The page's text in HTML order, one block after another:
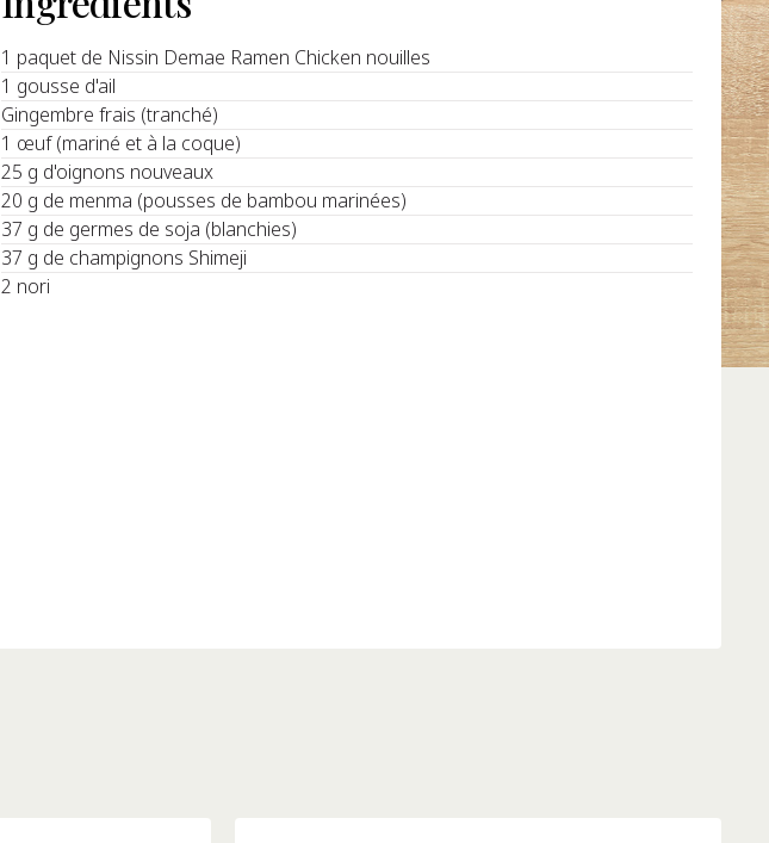
1 paquet de Nissin Demae Ramen Chicken nouilles
1 gousse d'ail
Gingembre frais (tranché)
1 œuf (mariné et à la coque)
25 g d'oignons nouveaux
20 g de menma (pousses de bambou marinées)
37 g de germes de soja (blanchies)
37 g de champignons Shimeji
2 nori